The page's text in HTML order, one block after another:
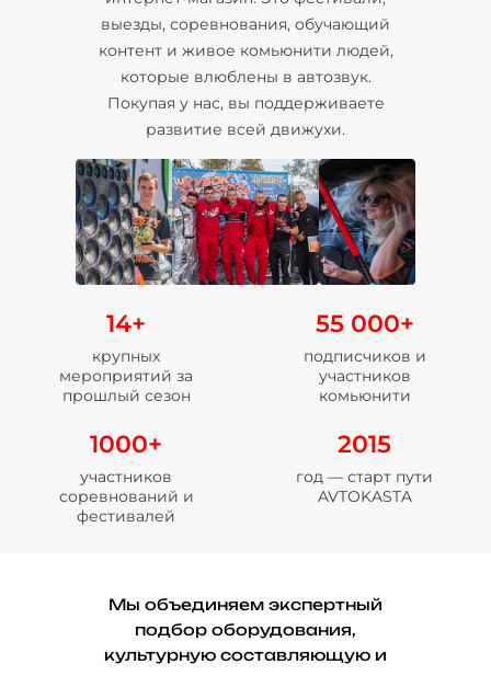
выезды, соревнования, обучающий
контент и живое комьюнити людей,
которые влюблены в автозвук.
Покупая у нас, вы поддерживаете
развитие всей движухи.
14+
крупных
мероприятий за
прошлый сезон
55 000+
подписчиков и
участников
комьюнити
1000+
участников
соревнований и
фестивалей
2015
год — старт пути
AVTOKASTA
Мы объединяем экспертный
подбор оборудования,
культурную составляющую и